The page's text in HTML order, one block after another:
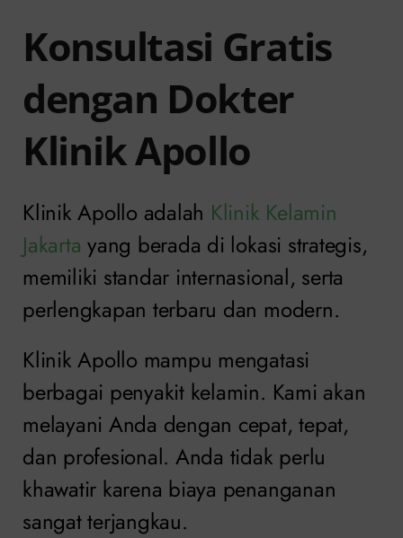
Konsultasi Gratis
dengan Dokter
Klinik Apollo
Klinik Apollo adalah Klinik Kelamin
Jakarta yang berada di lokasi strategis,
memiliki standar internasional, serta
perlengkapan terbaru dan modern.
Klinik Apollo mampu mengatasi
berbagai penyakit kelamin. Kami akan
melayani Anda dengan cepat, tepat,
dan profesional. Anda tidak perlu
khawatir karena biaya penanganan
sangat terjangkau.